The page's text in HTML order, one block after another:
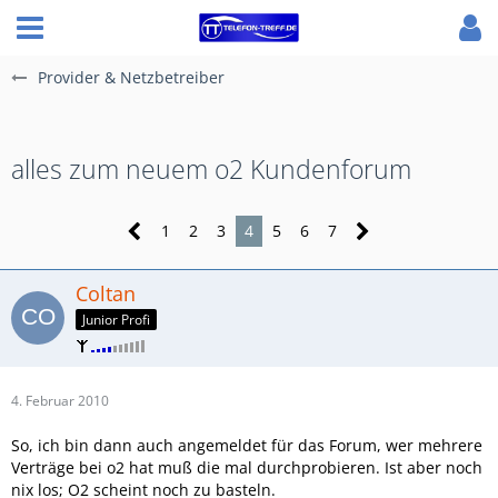
Provider & Netzbetreiber
alles zum neuem o2 Kundenforum
1 2 3 4 5 6 7
Coltan
Junior Profi
4. Februar 2010
So, ich bin dann auch angemeldet für das Forum, wer mehrere
Verträge bei o2 hat muß die mal durchprobieren. Ist aber noch
nix los; O2 scheint noch zu basteln.